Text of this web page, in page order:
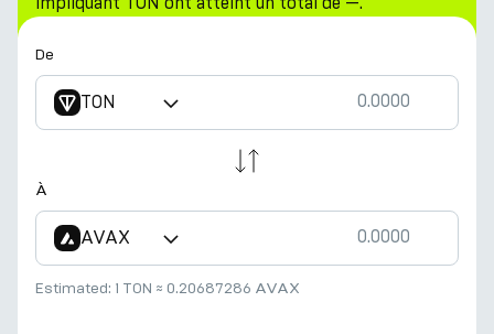
De
TON
À
AVAX
Estimated: 1 TON ≈ 0.20687286 AVAX